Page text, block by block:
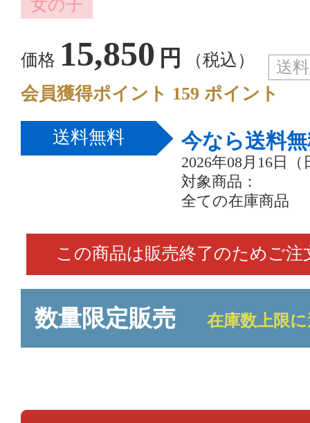
価格 15,850 円 （税込） 送
会員獲得ポイント 159 ポイント
送料無料 今なら送料
2026年08月16日
対象商品：
全ての在庫商品
この商品は販売終了のためご
数量限定販売 在庫数上限